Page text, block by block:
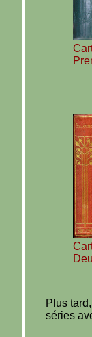
Plus
séries